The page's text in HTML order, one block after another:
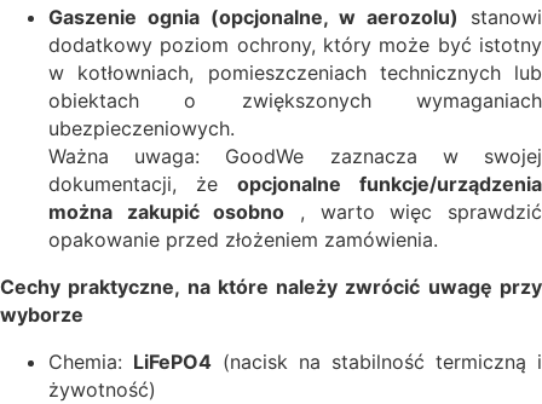
Gaszenie ognia (opcjonalne, w aerozolu) stanowi
dodatkowy poziom ochrony, który może być istotny
w kotłowniach, pomieszczeniach technicznych lub
obiektach o zwiększonych wymaganiach
ubezpieczeniowych.
Ważna uwaga: GoodWe zaznacza w swojej
dokumentacji, że opcjonalne funkcje/urządzenia
można zakupić osobno , warto więc sprawdzić
opakowanie przed złożeniem zamówienia.
Cechy praktyczne, na które należy zwrócić uwagę przy
wyborze
Chemia: LiFePO4 (nacisk na stabilność termiczną i
żywotność)